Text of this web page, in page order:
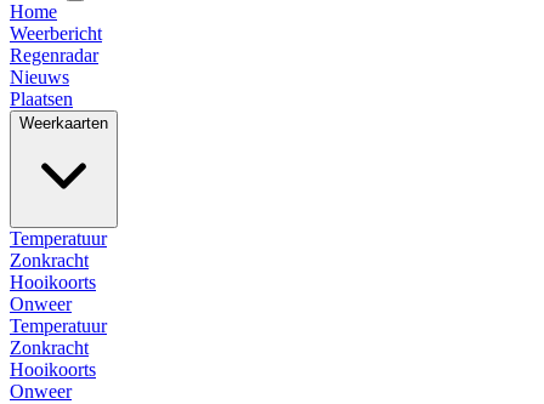
Home
Weerbericht
Regenradar
Nieuws
Plaatsen
Weerkaarten
Temperatuur
Zonkracht
Hooikoorts
Onweer
Temperatuur
Zonkracht
Hooikoorts
Onweer